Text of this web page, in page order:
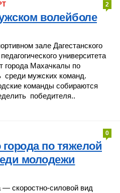
2
волейболе
зале Дагестанского
университета
города Махачкалы по
среди мужских команд.
команды собираются
победителя..
0
по тяжелой
молодежи
— скоростно-силовой вид